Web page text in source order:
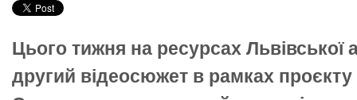
Цього тижня на ресурсах Львівської
другий відеосюжет в рамках